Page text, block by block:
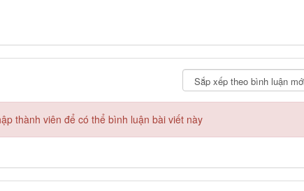
thành viên để có thể bình luận bài viết này